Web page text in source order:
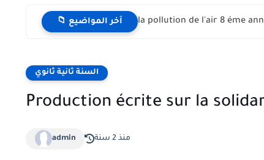
📁 آخر المواضيع
السنة ثانية ثانوي
Production écrite sur la
admin منذ 2 سنة